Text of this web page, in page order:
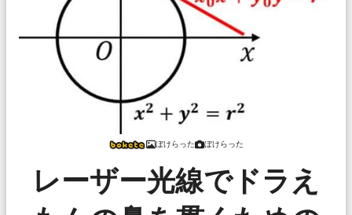
ぼけらった ぼけらった
レーザー光線でドラえ